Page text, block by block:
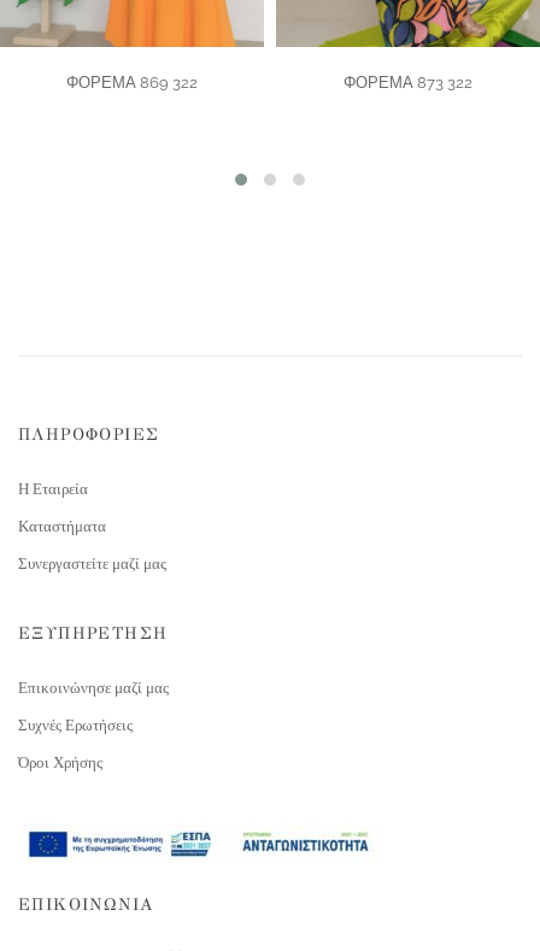
ΦΟΡΕΜΑ 869 322 ΦΟΡΕΜΑ 873 322
ΠΛΗΡΟΦΟΡΙΕΣ
Η Εταιρεία
Καταστήματα
Συνεργαστείτε μαζί μας
ΕΞΥΠΗΡΕΤΗΣΗ
Επικοινώνησε μαζί μας
Συχνές Ερωτήσεις
Όροι Χρήσης
ΕΠΙΚΟΙΝΩΝΙΑ